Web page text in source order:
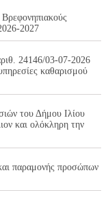
2027
24146/03-07-2026
καθαρισμού
του Δήμου Ιλίου
και ολόκληρη την
παραμονής προσώπων